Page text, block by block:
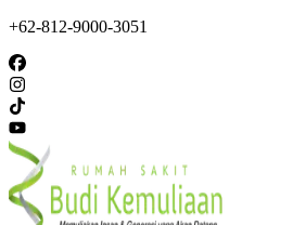
+62-812-9000-3051